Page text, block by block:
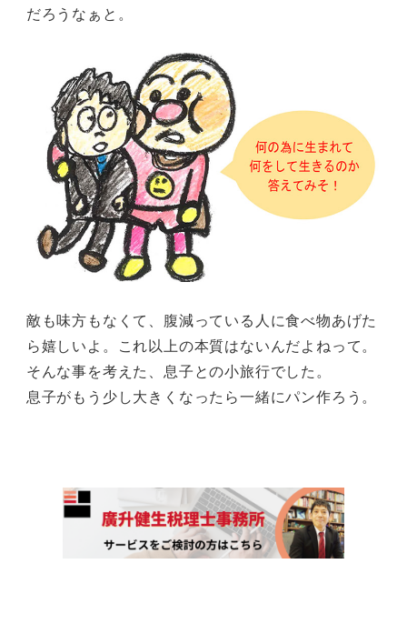
だろうなぁと。
敵も味方もなくて、腹減っている人に食べ物あげた
ら嬉しいよ。これ以上の本質はないんだよねって。
そんな事を考えた、息子との小旅行でした。
息子がもう少し大きくなったら一緒にパン作ろう。